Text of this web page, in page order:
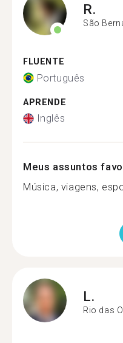
R.
São
FLUENTE
Português
APRENDE
Inglês
Meus assuntos
Música, viagens,
L.
Rio das